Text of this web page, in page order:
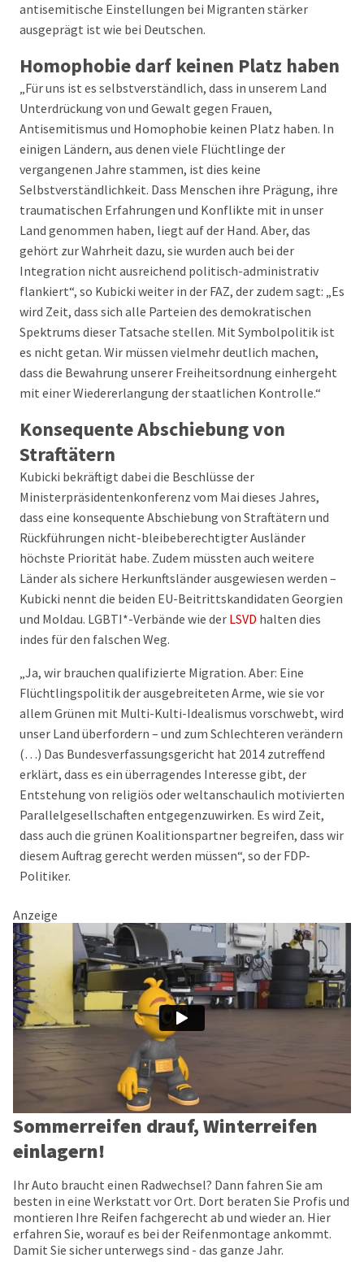
antisemitische Einstellungen bei Migranten stärker
ausgeprägt ist wie bei Deutschen.
Homophobie darf keinen Platz haben
„Für uns ist es selbstverständlich, dass in unserem Land
Unterdrückung von und Gewalt gegen Frauen,
Antisemitismus und Homophobie keinen Platz haben. In
einigen Ländern, aus denen viele Flüchtlinge der
vergangenen Jahre stammen, ist dies keine
Selbstverständlichkeit. Dass Menschen ihre Prägung, ihre
traumatischen Erfahrungen und Konflikte mit in unser
Land genommen haben, liegt auf der Hand. Aber, das
gehört zur Wahrheit dazu, sie wurden auch bei der
Integration nicht ausreichend politisch-administrativ
flankiert“, so Kubicki weiter in der FAZ, der zudem sagt: „Es
wird Zeit, dass sich alle Parteien des demokratischen
Spektrums dieser Tatsache stellen. Mit Symbolpolitik ist
es nicht getan. Wir müssen vielmehr deutlich machen,
dass die Bewahrung unserer Freiheitsordnung einhergeht
mit einer Wiedererlangung der staatlichen Kontrolle.“
Konsequente Abschiebung von
Straftätern
Kubicki bekräftigt dabei die Beschlüsse der
Ministerpräsidentenkonferenz vom Mai dieses Jahres,
dass eine konsequente Abschiebung von Straftätern und
Rückführungen nicht-bleibeberechtigter Ausländer
höchste Priorität habe. Zudem müssten auch weitere
Länder als sichere Herkunftsländer ausgewiesen werden –
Kubicki nennt die beiden EU-Beitrittskandidaten Georgien
und Moldau. LGBTI*-Verbände wie der LSVD halten dies
indes für den falschen Weg.
„Ja, wir brauchen qualifizierte Migration. Aber: Eine
Flüchtlingspolitik der ausgebreiteten Arme, wie sie vor
allem Grünen mit Multi-Kulti-Idealismus vorschwebt, wird
unser Land überfordern – und zum Schlechteren verändern
(…) Das Bundesverfassungsgericht hat 2014 zutreffend
erklärt, dass es ein überragendes Interesse gibt, der
Entstehung von religiös oder weltanschaulich motivierten
Parallelgesellschaften entgegenzuwirken. Es wird Zeit,
dass auch die grünen Koalitionspartner begreifen, dass wir
diesem Auftrag gerecht werden müssen“, so der FDP-
Politiker.
Anzeige
Sommerreifen drauf, Winterreifen
einlagern!
Ihr Auto braucht einen Radwechsel? Dann fahren Sie am
besten in eine Werkstatt vor Ort. Dort beraten Sie Profis und
montieren Ihre Reifen fachgerecht ab und wieder an. Hier
erfahren Sie, worauf es bei der Reifenmontage ankommt.
Damit Sie sicher unterwegs sind - das ganze Jahr.